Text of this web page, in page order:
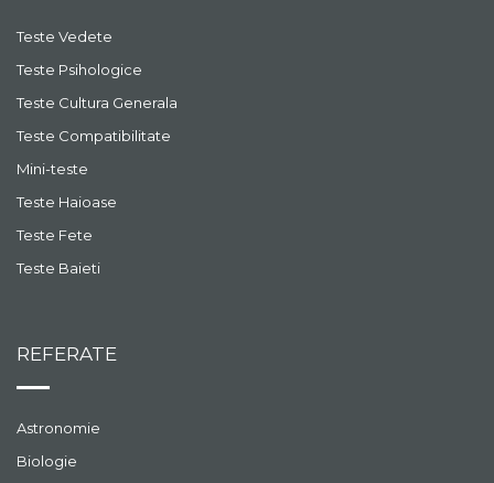
Teste Vedete
Teste Psihologice
Teste Cultura Generala
Teste Compatibilitate
Mini-teste
Teste Haioase
Teste Fete
Teste Baieti
REFERATE
Astronomie
Biologie